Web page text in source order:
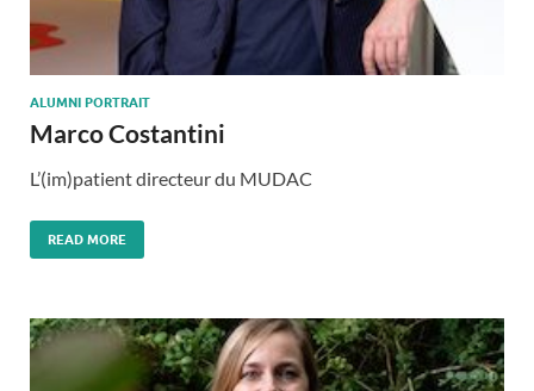
ALUMNI PORTRAIT
Marco Costantini
L’(im)patient directeur du MUDAC
READ MORE